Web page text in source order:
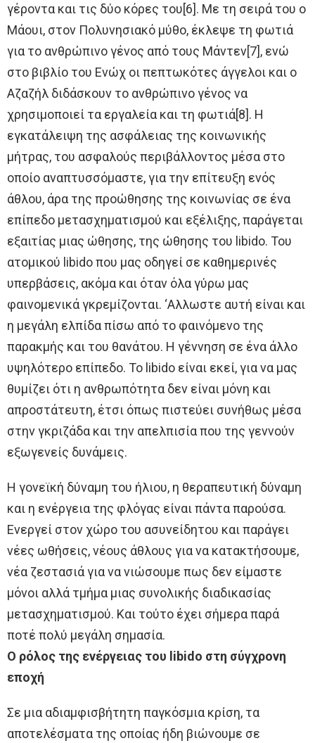
γέροντα και τις δύο κόρες του[6]. Με τη σειρά του ο
Μάουι, στον Πολυνησιακό μύθο, έκλεψε τη φωτιά
για το ανθρώπινο γένος από τους Μάντεν[7], ενώ
στο βιβλίο του Ενώχ οι πεπτωκότες άγγελοι και ο
Αζαζήλ διδάσκουν το ανθρώπινο γένος να
χρησιμοποιεί τα εργαλεία και τη φωτιά[8]. Η
εγκατάλειψη της ασφάλειας της κοινωνικής
μήτρας, του ασφαλούς περιβάλλοντος μέσα στο
οποίο αναπτυσσόμαστε, για την επίτευξη ενός
άθλου, άρα της προώθησης της κοινωνίας σε ένα
επίπεδο μετασχηματισμού και εξέλιξης, παράγεται
εξαιτίας μιας ώθησης, της ώθησης του libido. Του
ατομικού libido που μας οδηγεί σε καθημερινές
υπερβάσεις, ακόμα και όταν όλα γύρω μας
φαινομενικά γκρεμίζονται. ‘Aλλωστε αυτή είναι και
η μεγάλη ελπίδα πίσω από το φαινόμενο της
παρακμής και του θανάτου. Η γέννηση σε ένα άλλο
υψηλότερο επίπεδο. Το libido είναι εκεί, για να μας
θυμίζει ότι η ανθρωπότητα δεν είναι μόνη και
απροστάτευτη, έτσι όπως πιστεύει συνήθως μέσα
στην γκριζάδα και την απελπισία που της γεννούν
εξωγενείς δυνάμεις.
Η γονεϊκή δύναμη του ήλιου, η θεραπευτική δύναμη
και η ενέργεια της φλόγας είναι πάντα παρούσα.
Ενεργεί στον χώρο του ασυνείδητου και παράγει
νέες ωθήσεις, νέους άθλους για να κατακτήσουμε,
νέα ζεστασιά για να νιώσουμε πως δεν είμαστε
μόνοι αλλά τμήμα μιας συνολικής διαδικασίας
μετασχηματισμού. Και τούτο έχει σήμερα παρά
ποτέ πολύ μεγάλη σημασία.
Ο ρόλος της ενέργειας του libido στη σύγχρονη
εποχή
Σε μια αδιαμφισβήτητη παγκόσμια κρίση, τα
αποτελέσματα της οποίας ήδη βιώνουμε σε